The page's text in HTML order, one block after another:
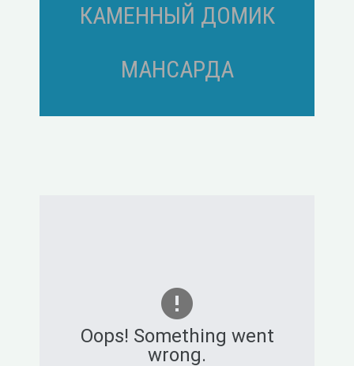
КАМЕННЫЙ ДОМИК
МАНСАРДА
Oops! Something went
wrong.